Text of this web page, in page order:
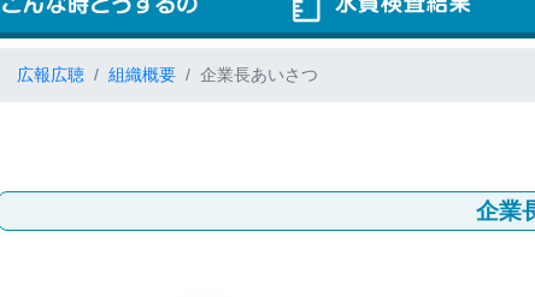
広報広聴 組織概要 企業長あいさつ
企業